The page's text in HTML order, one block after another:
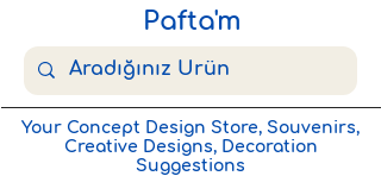
Pafta'm
Your Concept Design Store, Souvenirs,
Creative Designs, Decoration
Suggestions